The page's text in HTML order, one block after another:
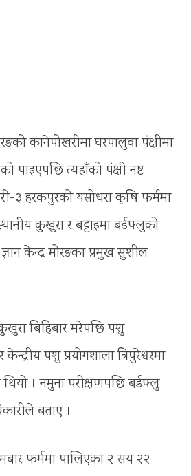
कानेपोखरीमा घरपालुवा पंक्षीमा
पाइएपछि त्यहाँको पंक्षी नष्ट
३ हरकपुरको यसोधरा कृषि फर्ममा
कुखुरा र बट्टाइमा बर्डफ्लुको
केन्द्र मोरङका प्रमुख सुशील
बिहिबार मरेपछि पशु
पशु प्रयोगशाला त्रिपुरेश्वरमा
। नमुना परीक्षणपछि बर्डफ्लु
बताए ।
फर्ममा पालिएका २ सय २२